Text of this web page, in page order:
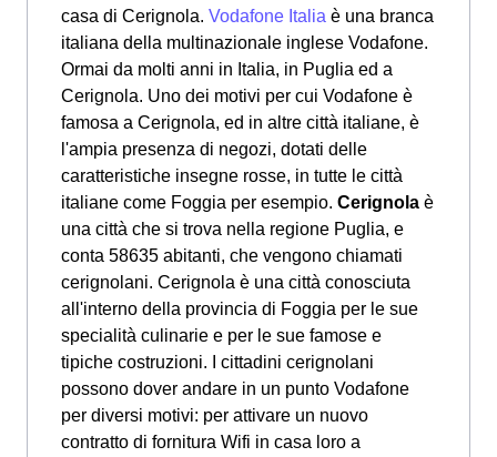
casa di Cerignola. Vodafone Italia è una branca
italiana della multinazionale inglese Vodafone.
Ormai da molti anni in Italia, in Puglia ed a
Cerignola. Uno dei motivi per cui Vodafone è
famosa a Cerignola, ed in altre città italiane, è
l'ampia presenza di negozi, dotati delle
caratteristiche insegne rosse, in tutte le città
italiane come Foggia per esempio. Cerignola è
una città che si trova nella regione Puglia, e
conta 58635 abitanti, che vengono chiamati
cerignolani. Cerignola è una città conosciuta
all'interno della provincia di Foggia per le sue
specialità culinarie e per le sue famose e
tipiche costruzioni. I cittadini cerignolani
possono dover andare in un punto Vodafone
per diversi motivi: per attivare un nuovo
contratto di fornitura Wifi in casa loro a